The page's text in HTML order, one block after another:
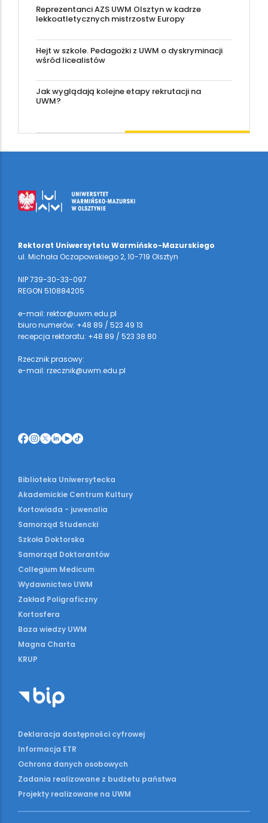
Reprezentanci AZS UWM Olsztyn w kadrze
lekkoatletycznych mistrzostw Europy
Hejt w szkole. Pedagożki z UWM o dyskryminacji
wśród licealistów
Jak wyglądają kolejne etapy rekrutacji na
UWM?
Rektorat Uniwersytetu Warmińsko-Mazurskiego
ul. Michała Oczapowskiego 2, 10-719 Olsztyn
NIP 739-30-33-097
REGON 510884205
e-mail: rektor@uwm.edu.pl
biuro numerów: +48 89 / 523 49 13
recepcja rektoratu: +48 89 / 523 38 80
Rzecznik prasowy:
e-mail: rzecznik@uwm.edu.pl
Biblioteka Uniwersytecka
Akademickie Centrum Kultury
Kortowiada - juwenalia
Samorząd Studencki
Szkoła Doktorska
Samorząd Doktorantów
Collegium Medicum
Wydawnictwo UWM
Zakład Poligraficzny
Kortosfera
Baza wiedzy UWM
Magna Charta
KRUP
Deklaracja dostępności cyfrowej
Informacja ETR
Ochrona danych osobowych
Zadania realizowane z budżetu państwa
Projekty realizowane na UWM